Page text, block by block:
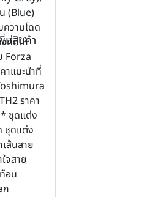
มสินค้า
(Blue)
วามโดด
ที่มีให้
Forza
แนะนำที่
ราคา
ชุดแต่ง
ชุดแต่ง
ส้นสาย
จสาย
อน
ก